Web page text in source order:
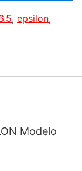
, epsilon,
Modelo